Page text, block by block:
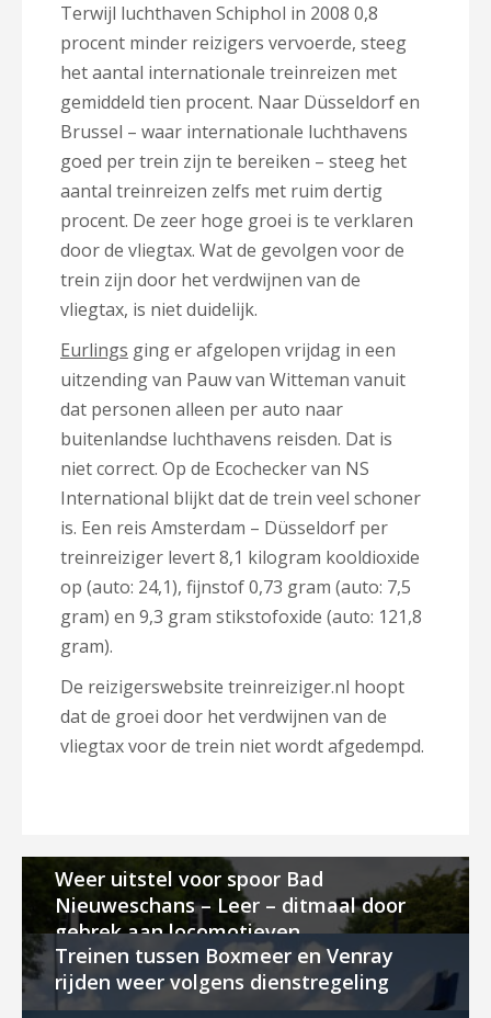
Terwijl luchthaven Schiphol in 2008 0,8
procent minder reizigers vervoerde, steeg
het aantal internationale treinreizen met
gemiddeld tien procent. Naar Düsseldorf en
Brussel – waar internationale luchthavens
goed per trein zijn te bereiken – steeg het
aantal treinreizen zelfs met ruim dertig
procent. De zeer hoge groei is te verklaren
door de vliegtax. Wat de gevolgen voor de
trein zijn door het verdwijnen van de
vliegtax, is niet duidelijk.
Eurlings ging er afgelopen vrijdag in een
uitzending van Pauw van Witteman vanuit
dat personen alleen per auto naar
buitenlandse luchthavens reisden. Dat is
niet correct. Op de Ecochecker van NS
International blijkt dat de trein veel schoner
is. Een reis Amsterdam – Düsseldorf per
treinreiziger levert 8,1 kilogram kooldioxide
op (auto: 24,1), fijnstof 0,73 gram (auto: 7,5
gram) en 9,3 gram stikstofoxide (auto: 121,8
gram).
De reizigerswebsite treinreiziger.nl hoopt
dat de groei door het verdwijnen van de
vliegtax voor de trein niet wordt afgedempd.
Weer uitstel voor spoor Bad
Nieuweschans – Leer – ditmaal door
gebrek aan locomotieven
Treinen tussen Boxmeer en Venray
rijden weer volgens dienstregeling